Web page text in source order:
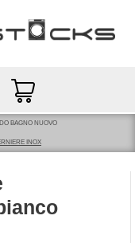
BAGNO NUOVO
INOX